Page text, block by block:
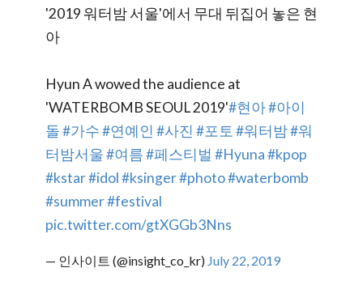
'2019 워터밤 서울'에서 무대 뒤집어 놓은 현
아
Hyun A wowed the audience at
'WATERBOMB SEOUL 2019'#현아#아이
돌#가수#연예인 #사진 #포토#워터밤#워
터밤서울#여름#페스티벌 #Hyuna#kpop
#kstar#idol#ksinger#photo#waterbomb
#summer#festival
pic.twitter.com/gtXGGb3Nns
— 인사이트 (@insight_co_kr) July 22, 2019